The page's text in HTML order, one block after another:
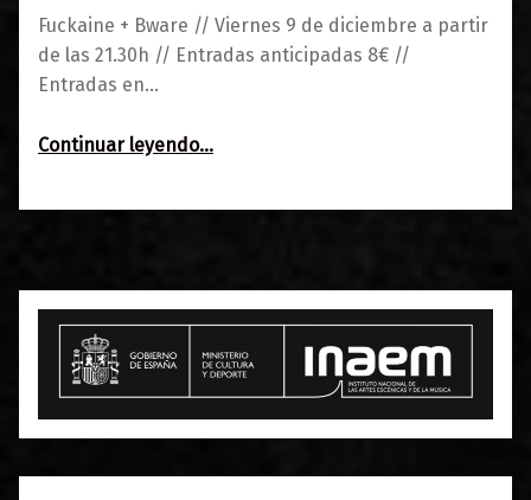
Fuckaine + Bware // Viernes 9 de diciembre a partir
de las 21.30h // Entradas anticipadas 8€ //
Entradas en…
Continuar leyendo…